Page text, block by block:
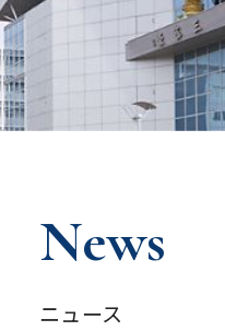
News
ニュース